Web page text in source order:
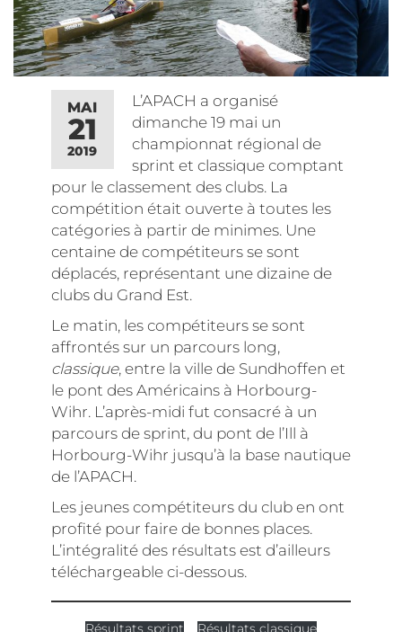
MAI
21
2019
L’APACH a organisé
dimanche 19 mai un
championnat régional de
sprint et classique comptant
pour le classement des clubs. La
compétition était ouverte à toutes les
catégories à partir de minimes. Une
centaine de compétiteurs se sont
déplacés, représentant une dizaine de
clubs du Grand Est.
Le matin, les compétiteurs se sont
affrontés sur un parcours long,
classique, entre la ville de Sundhoffen et
le pont des Américains à Horbourg-
Wihr. L’après-midi fut consacré à un
parcours de sprint, du pont de l’Ill à
Horbourg-Wihr jusqu’à la base nautique
de l’APACH.
Les jeunes compétiteurs du club en ont
profité pour faire de bonnes places.
L’intégralité des résultats est d’ailleurs
téléchargeable ci-dessous.
Résultats sprint Résultats classique